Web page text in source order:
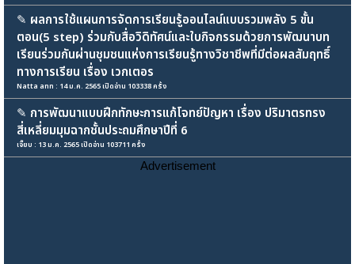
✎ ผลการใช้แผนการจัดการเรียนรู้ออนไลน์แบบรวมพลัง 5 ขั้น
ตอน(5 step) ร่วมกับสื่อวิดิทัศน์และใบกิจกรรมด้วยการพัฒนาบท
เรียนร่วมกันผ่านชุมชนแห่งการเรียนรู้ทางวิชาชีพที่มีต่อผลสัมฤทธิ์
ทางการเรียน เรื่อง เวกเตอร
Natta ann : 14 ม.ค. 2565 เปิดอ่าน 103338 ครั้ง
✎ การพัฒนาแบบฝึกทักษะการแก้โจทย์ปัญหา เรื่อง ปริมาตรทรง
สี่เหลี่ยมมุมฉากชั้นประถมศึกษาปีที่ 6
เจี๊ยบ : 13 ม.ค. 2565 เปิดอ่าน 103711 ครั้ง
Advertisement